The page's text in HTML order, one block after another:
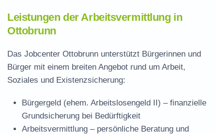
Leistungen der Arbeitsvermittlung in
Ottobrunn
Das Jobcenter Ottobrunn unterstützt Bürgerinnen und
Bürger mit einem breiten Angebot rund um Arbeit,
Soziales und Existenzsicherung:
Bürgergeld (ehem. Arbeitslosengeld II) – finanzielle
Grundsicherung bei Bedürftigkeit
Arbeitsvermittlung – persönliche Beratung und